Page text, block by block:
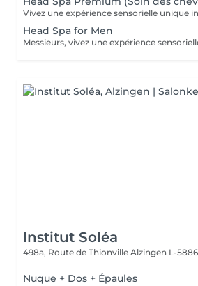
Head Spa for Men
Institut Soléa
498a, Route de Thionville Alzingen L-5886
Nuque + Dos + Épaules